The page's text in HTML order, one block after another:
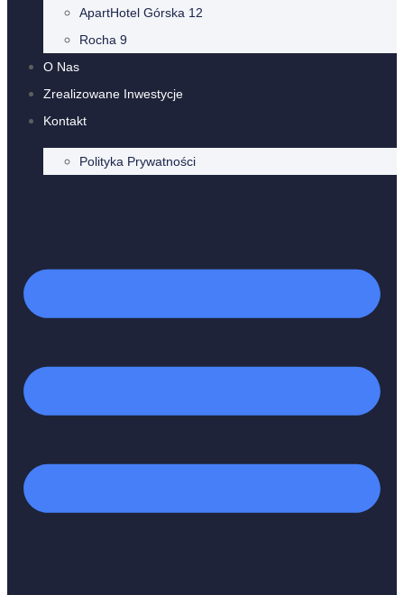
ApartHotel Górska 12
Rocha 9
O Nas
Zrealizowane Inwestycje
Kontakt
Polityka Prywatności